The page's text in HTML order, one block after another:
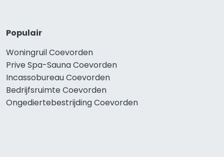
Populair
Woningruil Coevorden
Prive Spa-Sauna Coevorden
Incassobureau Coevorden
Bedrijfsruimte Coevorden
Ongediertebestrijding Coevorden